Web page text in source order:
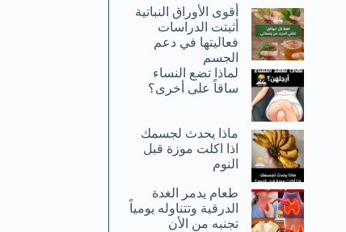
أقوى الأوراق النباتية
أثبتت الدراسات
فعاليتها في دعم
الجسم
لماذا تضع النساء
ساقاً على أخرى؟
ماذا يحدث لجسمك
اذا اكلت موزة قبل
النوم
طعام يدمر الغدة
الدرقية وتتناوله يومياً
تجنبه من الأن